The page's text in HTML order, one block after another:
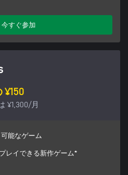
今すぐ参加
¥150
¥1,300/月
能なゲーム
レイできる新作ゲーム*